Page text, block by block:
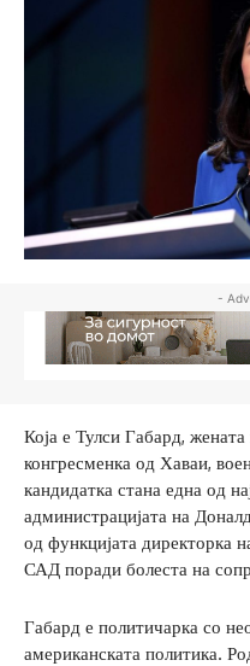
-
Која е Тулси Габард,
конгресменка од Хаваи,
кандидатка стана една од
администрацијата на
од функцијата директорка
САД поради болеста на
Габард е политичарка со
американската политика.